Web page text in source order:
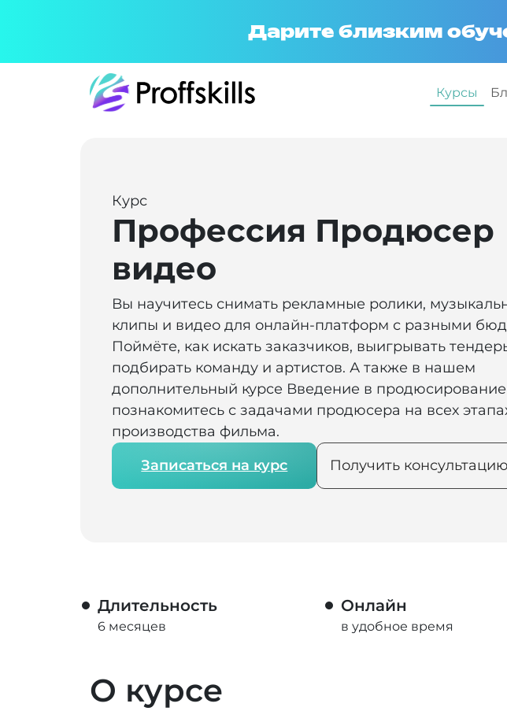
Курсы
Дарите близким
Курс
Профессия Продюсер
видео
Вы научитесь снимать рекламные ролики,
клипы и видео для онлайн-платформ с разными
Поймёте, как искать заказчиков, выигрывать
подбирать команду и артистов. А также в нашем
дополнительный курсе Введение в
познакомитесь с задачами продюсера на всех
производства фильма.
Записаться на курс
Получить консультацию
Длительность
6 месяцев
Онлайн
в удобное время
О курсе